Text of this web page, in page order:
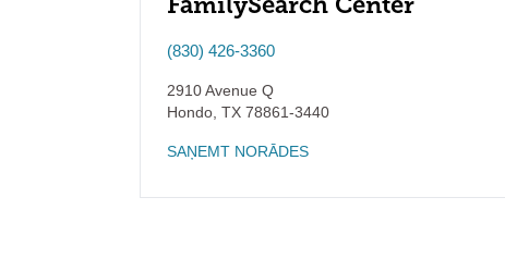
(830) 426-3360
2910 Avenue Q
Hondo TX 78861-3440
SAŅEMT NORĀDES